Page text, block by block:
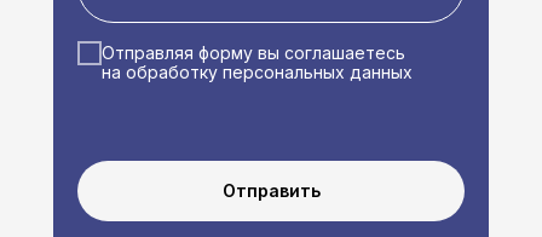
Отправляя форму вы соглашаетесь
на обработку персональных данных
Отправить